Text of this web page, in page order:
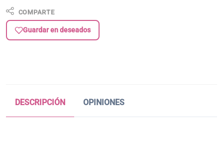
COMPARTE
Guardar en deseados
DESCRIPCIÓN OPINIONES